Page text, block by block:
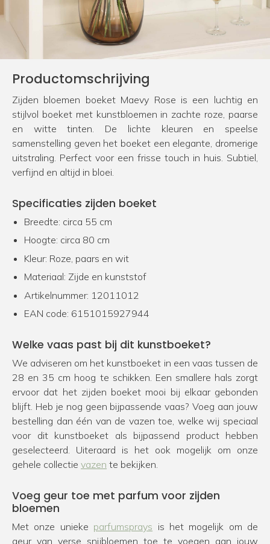
Productomschrijving
Zijden bloemen boeket Maevy Rose is een luchtig en
stijlvol boeket met kunstbloemen in zachte roze, paarse
en witte tinten. De lichte kleuren en speelse
samenstelling geven het boeket een elegante, dromerige
uitstraling. Perfect voor een frisse touch in huis. Subtiel,
verfijnd en altijd in bloei.
Specificaties zijden boeket
Breedte: circa 55 cm
Hoogte: circa 80 cm
Kleur: Roze, paars en wit
Materiaal: Zijde en kunststof
Artikelnummer: 12011012
EAN code: 6151015927944
Welke vaas past bij dit kunstboeket?
We adviseren om het kunstboeket in een vaas tussen de
28 en 35 cm hoog te schikken. Een smallere hals zorgt
ervoor dat het zijden boeket mooi bij elkaar gebonden
blijft. Heb je nog geen bijpassende vaas? Voeg aan jouw
bestelling dan één van de vazen toe, welke wij speciaal
voor dit kunstboeket als bijpassend product hebben
geselecteerd. Uiteraard is het ook mogelijk om onze
gehele collectie vazen te bekijken.
Voeg geur toe met parfum voor zijden
bloemen
Met onze unieke parfumsprays is het mogelijk om de
geur van verse snijbloemen toe te voegen aan jouw